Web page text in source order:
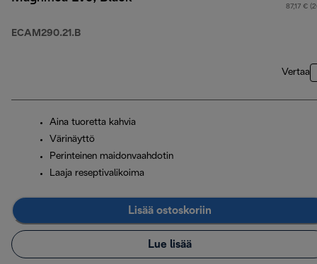
ECAM290.21.B
87,17 €
Vertaa
Aina tuoretta kahvia
Värinäyttö
Perinteinen maidonvaahdotin
Laaja reseptivalikoima
Lisää ostoskoriin
Lue lisää